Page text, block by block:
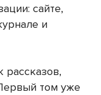
сайте,
и
рассказов,
том уже